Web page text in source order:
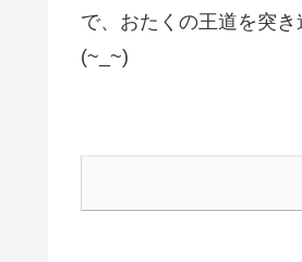
で、おたくの王道を突き
(~_~)